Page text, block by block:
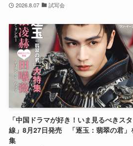
2026.8.07 試写会
「中国ドラマが好き！いま見るべきス
線」8月27日発売 「逐玉：翡翠の君」
集